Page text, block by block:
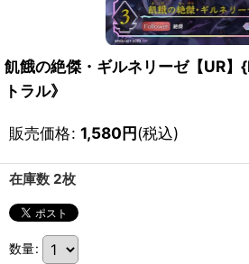
飢餓の絶傑・ギルネリーゼ【UR
トラル》
販売価格: 1,580円(税込)
在庫数 2枚
数量: